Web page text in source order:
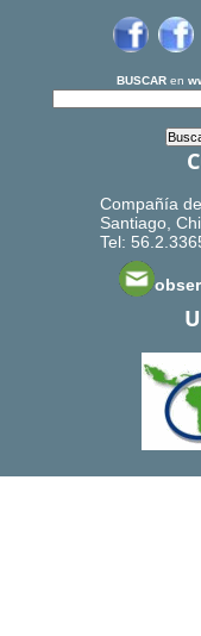
BUSCAR en
Compañía
Santiago,
Tel: